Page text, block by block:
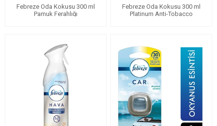
Febreze Oda Kokusu 300 ml
Pamuk Ferahlığı
Febreze Oda Kokusu 300 ml
Platinum Anti-Tobacco